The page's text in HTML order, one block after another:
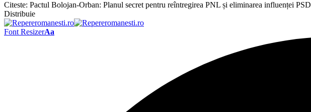
Citeste: Pactul Bolojan-Orban: Planul secret pentru reîntregirea PNL și eliminarea influenței PSD
Distribuie
Font ResizerAa